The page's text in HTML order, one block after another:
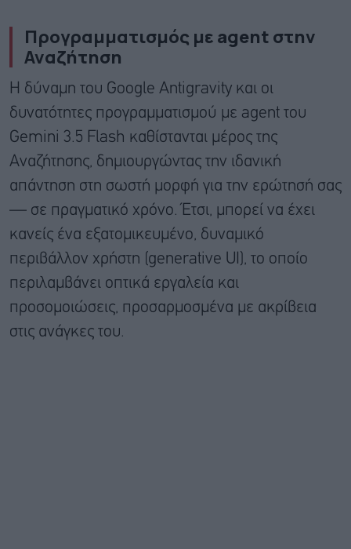
Προγραμματισμός με agent στην
Αναζήτηση
Η δύναμη του Google Antigravity και οι
δυνατότητες προγραμματισμού με agent του
Gemini 3.5 Flash καθίστανται μέρος της
Αναζήτησης, δημιουργώντας την ιδανική
απάντηση στη σωστή μορφή για την ερώτησή σας
— σε πραγματικό χρόνο. Έτσι, μπορεί να έχει
κανείς ένα εξατομικευμένο, δυναμικό
περιβάλλον χρήστη (generative UI), το οποίο
περιλαμβάνει οπτικά εργαλεία και
προσομοιώσεις, προσαρμοσμένα με ακρίβεια
στις ανάγκες του.